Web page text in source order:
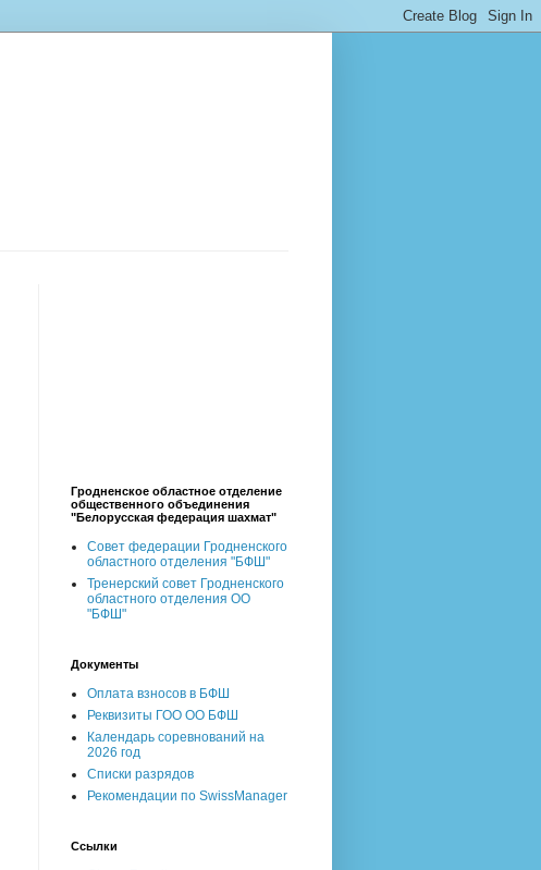
Гродненское областное отделение
общественного объединения
"Белорусская федерация шахмат"
Совет федерации Гродненского
областного отделения "БФШ"
Тренерский совет Гродненского
областного отделения ОО
"БФШ"
Документы
Оплата взносов в БФШ
Реквизиты ГОО ОО БФШ
Календарь соревнований на
2026 год
Списки разрядов
Рекомендации по SwissManager
Ссылки